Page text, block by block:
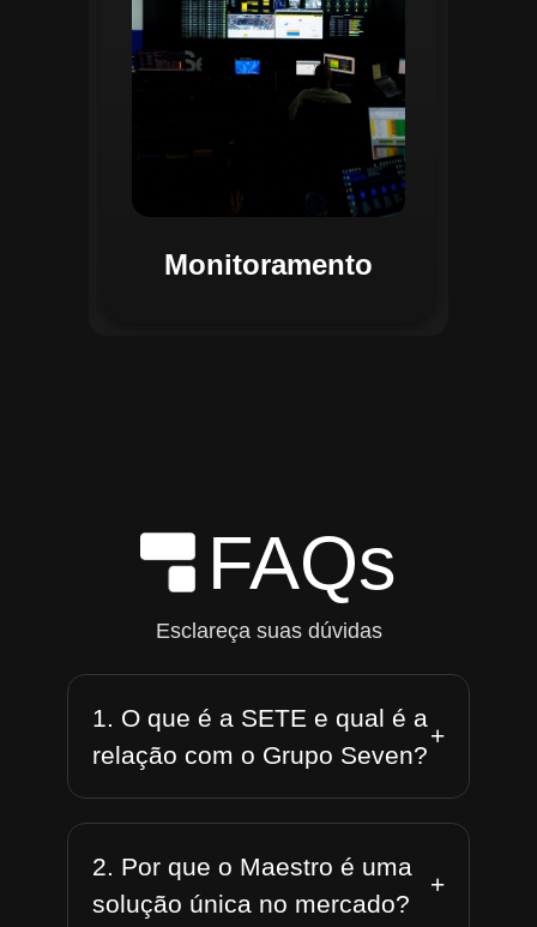
Monitoramento
melhoria.
FAQs
Esclareça suas dúvidas
1. O que é a SETE e qual é a
relação com o Grupo Seven?
+
2. Por que o Maestro é uma
solução única no mercado?
+